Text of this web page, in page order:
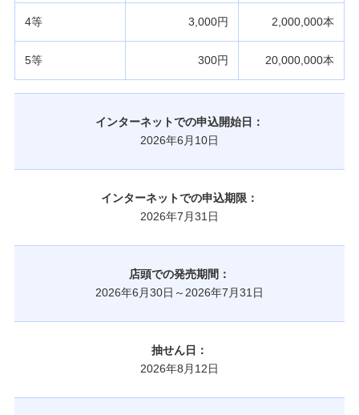
4等 3,000円 2,000,000本
5等 300円 20,000,000本
インターネットでの申込開始日：
2026年6月10日
インターネットでの申込期限：
2026年7月31日
店頭での発売期間：
2026年6月30日～2026年7月31日
抽せん日：
2026年8月12日